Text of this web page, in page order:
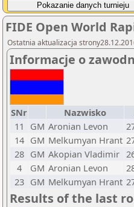
FIDE Open World
Ostatnia aktualizacja
Informacje o
SNr Nazwisko
11
GM Aronian Levon
14 GM Melkumyan Hrant
28 GM Akopian Vladimir
4
GM Aronian Levon
23 GM Melkumyan Hrant
Results of the last